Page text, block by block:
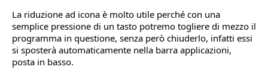
La riduzione ad icona è molto utile perché con una
semplice pressione di un tasto potremo togliere di mezzo il
programma in questione, senza però chiuderlo, infatti essi
si sposterà automaticamente nella barra applicazioni,
posta in basso.